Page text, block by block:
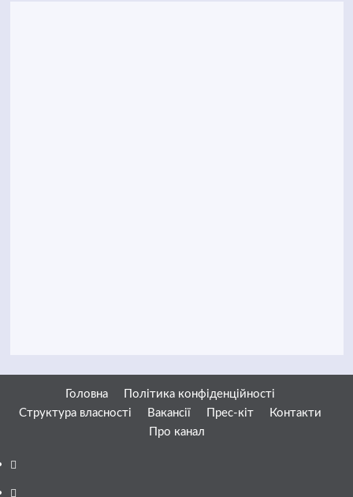
Головна
Політика конфіденційності
Структура власності
Вакансії Прес-кіт
Контакти
Про канал
Facebook
YouTube